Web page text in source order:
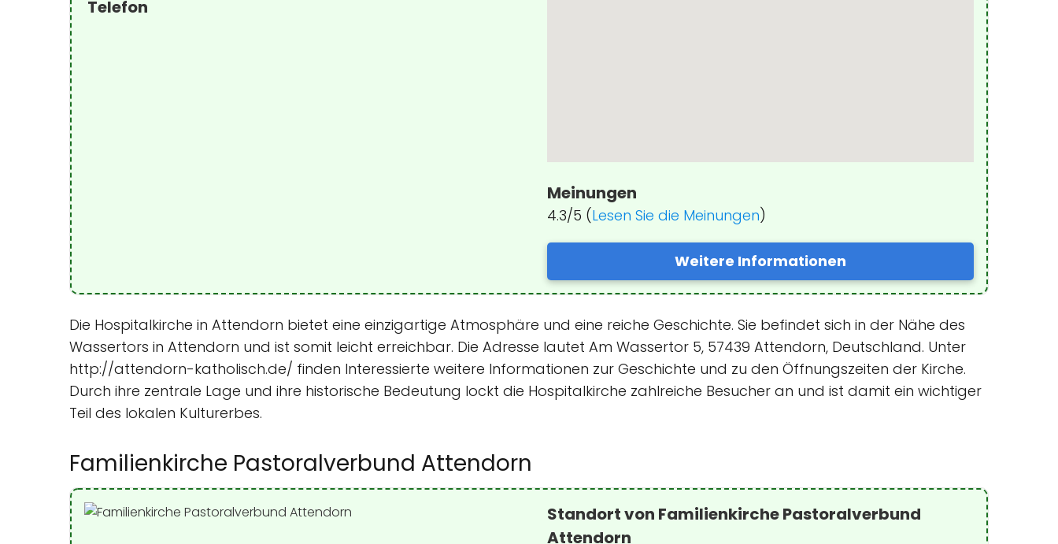
Telefon
Meinungen
4.3/5 (Lesen Sie die Meinungen)
Weitere Informationen
Die Hospitalkirche in Attendorn bietet eine einzigartige Atmosphäre und eine reiche Geschichte. Sie befindet sich in der Nähe des
Wassertors in Attendorn und ist somit leicht erreichbar. Die Adresse lautet Am Wassertor 5, 57439 Attendorn, Deutschland. Unter
http://attendorn-katholisch.de/ finden Interessierte weitere Informationen zur Geschichte und zu den Öffnungszeiten der Kirche.
Durch ihre zentrale Lage und ihre historische Bedeutung lockt die Hospitalkirche zahlreiche Besucher an und ist damit ein wichtiger
Teil des lokalen Kulturerbes.
Familienkirche Pastoralverbund Attendorn
Standort von Familienkirche Pastoralverbund
Attendorn